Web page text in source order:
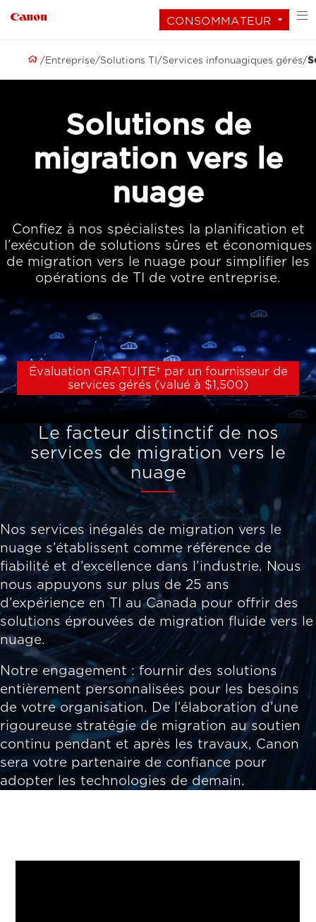
CONSOMMATEUR
Entreprise Solutions TI Services infonuagiques gérés
Solutions de
migration vers le
nuage
Confiez à nos spécialistes la planification et
l’exécution de solutions sûres et économiques
de migration vers le nuage pour simplifier les
opérations de TI de votre entreprise.
Évaluation GRATUITE† par un fournisseur de
services gérés (valué à $1,500)
Le facteur distinctif de nos
services de migration vers le
nuage
Nos services inégalés de migration vers le
nuage s’établissent comme référence de
fiabilité et d’excellence dans l’industrie. Nous
nous appuyons sur plus de 25 ans
d’expérience en TI au Canada pour offrir des
solutions éprouvées de migration fluide vers le
nuage.
Notre engagement : fournir des solutions
entièrement personnalisées pour les besoins
de votre organisation. De l’élaboration d’une
rigoureuse stratégie de migration au soutien
continu pendant et après les travaux, Canon
sera votre partenaire de confiance pour
adopter les technologies de demain.